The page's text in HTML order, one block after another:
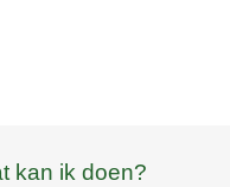
kan ik doen?